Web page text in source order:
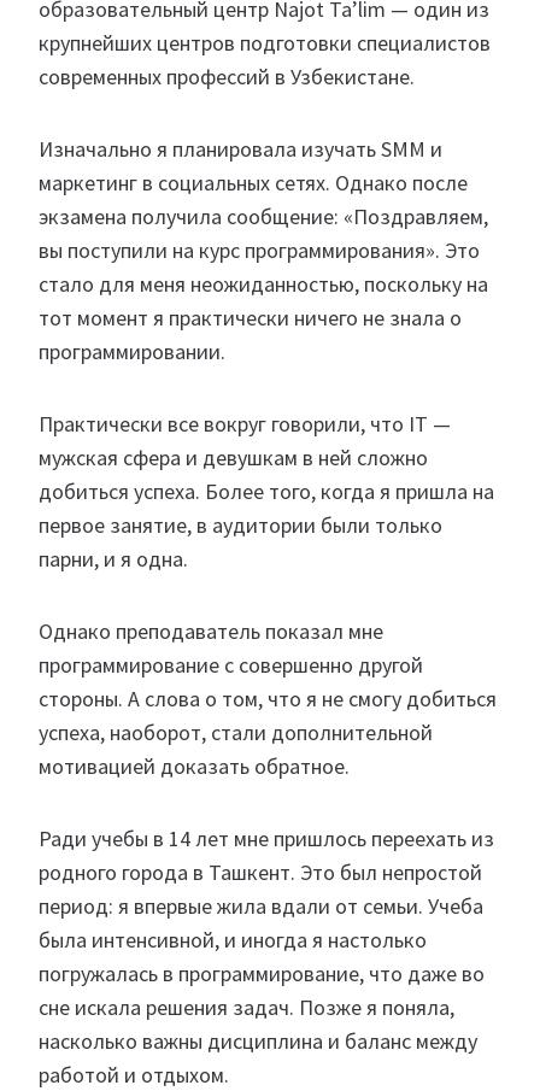
образовательный центр Najot Ta’lim — один из
крупнейших центров подготовки специалистов
современных профессий в Узбекистане.
Изначально я планировала изучать SMM и
маркетинг в социальных сетях. Однако после
экзамена получила сообщение: «Поздравляем,
вы поступили на курс программирования». Это
стало для меня неожиданностью, поскольку на
тот момент я практически ничего не знала о
программировании.
Практически все вокруг говорили, что IT —
мужская сфера и девушкам в ней сложно
добиться успеха. Более того, когда я пришла на
первое занятие, в аудитории были только
парни, и я одна.
Однако преподаватель показал мне
программирование с совершенно другой
стороны. А слова о том, что я не смогу добиться
успеха, наоборот, стали дополнительной
мотивацией доказать обратное.
Ради учебы в 14 лет мне пришлось переехать из
родного города в Ташкент. Это был непростой
период: я впервые жила вдали от семьи. Учеба
была интенсивной, и иногда я настолько
погружалась в программирование, что даже во
сне искала решения задач. Позже я поняла,
насколько важны дисциплина и баланс между
работой и отдыхом.